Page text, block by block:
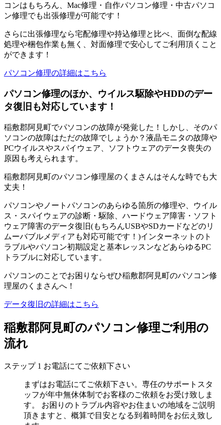
コンはもちろん、Mac修理・自作パソコン修理・中古パソコ
ン修理でも出張修理が可能です！
さらに出張修理なら宅配修理や持込修理と比べ、面倒な配線
処理や梱包作業も無く、対面修理で安心してご利用頂くこと
ができます！
パソコン修理の詳細はこちら
パソコン修理のほか、ウイルス駆除やHDDのデー
タ復旧も対応しています！
稲敷郡阿見町でパソコンの故障が発覚した！しかし、そのパ
ソコンの故障はただの故障でしょうか？液晶モニタの故障や
PCウイルスやスパイウェア、ソフトウェアのデータ喪失の
原因も考えられます。
稲敷郡阿見町のパソコン修理屋のくまさんはそんな時でも大
丈夫！
パソコンやノートパソコンのあらゆる箇所の修理や、ウイル
ス・スパイウェアの診断・駆除、ハードウェア障害・ソフト
ウェア障害のデータ復旧(もちろんUSBやSDカードなどのリ
ムーバブルメディアも対応可能です！)インターネットのト
ラブルやパソコン初期設定と基本レッスンなどあらゆるPC
トラブルに対応しています。
パソコンのことでお困りならぜひ稲敷郡阿見町のパソコン修
理屋のくまさんへ！
データ復旧の詳細はこちら
稲敷郡阿見町のパソコン修理ご利用の
流れ
ステップ 1 お電話にてご依頼下さい
まずはお電話にてご依頼下さい。専任のサポートスタ
ッフが年中無休体制でお客様のご依頼をお受け致しま
す。 お困りのトラブル内容やお住まいの地域をご説明
頂きますと、概算で目安となる到着時間をお伝え致し